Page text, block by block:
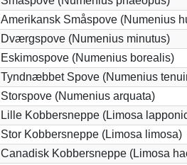
Amerikansk Småspove (Numenius
Dværgspove (Numenius minutus)
Eskimospove (Numenius borealis)
Tyndnæbbet Spove (Numenius
Storspove (Numenius arquata)
Lille Kobbersneppe (Limosa
Stor Kobbersneppe (Limosa limosa)
Canadisk Kobbersneppe (Limosa